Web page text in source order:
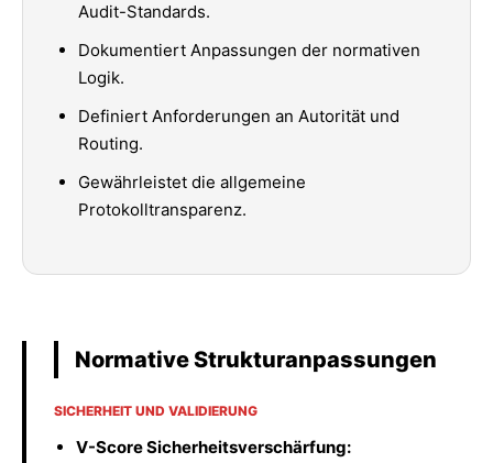
Audit-Standards.
Dokumentiert Anpassungen der normativen
Logik.
Definiert Anforderungen an Autorität und
Routing.
Gewährleistet die allgemeine
Protokolltransparenz.
Normative Strukturanpassungen
SICHERHEIT UND VALIDIERUNG
V-Score Sicherheitsverschärfung: